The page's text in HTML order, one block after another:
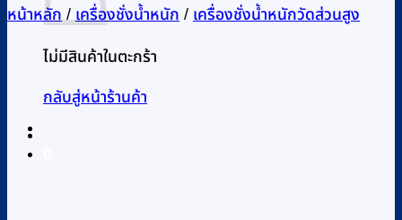
ไม่มีสินค้าในตะกร้า
กลับสู่หน้าร้านค้า
หน้าหลัก / เครื่องชั่งน้ำหนัก / เครื่องชั่งน้ำหนักวัดส่วนสูง